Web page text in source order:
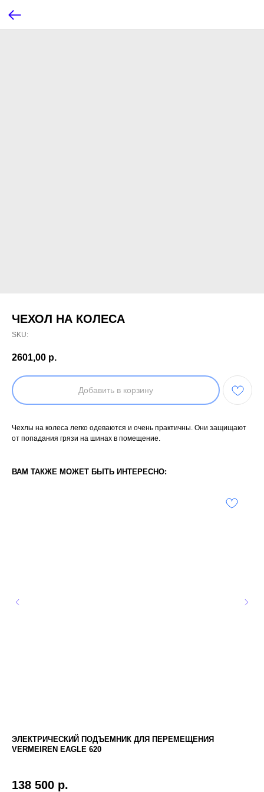
ЧЕХОЛ НА КОЛЕСА
SKU:
2601,00 р.
Добавить в корзину
Чехлы на колеса легко одеваются и очень практичны. Они защищают
от попадания грязи на шинах в помещение.
ВАМ ТАКЖЕ МОЖЕТ БЫТЬ ИНТЕРЕСНО:
ЭЛЕКТРИЧЕСКИЙ ПОДЪЕМНИК ДЛЯ ПЕРЕМЕЩЕНИЯ
VERMEIREN EAGLE 620
138 500 р.